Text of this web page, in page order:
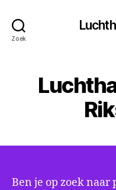
Zoek
Ben je op zoek naar